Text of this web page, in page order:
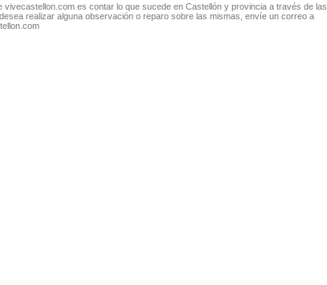
vivecastellon.com es contar lo que sucede en Castellón y provincia a través de las
realizar alguna observación o reparo sobre las mismas, envíe un correo a